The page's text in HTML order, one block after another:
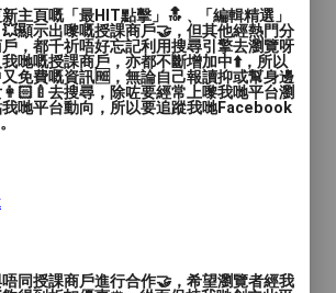
Interview Class
Class】by T. Flo & NETs :
Interviewing Skills
the
for all aspects of
class is already full, we
主頁嘅「最HIT點擊」🔝﹑「編輯精選」
顯示出嚟嘅授課商戶🤝，但其他經熱門分
，都千祈唔好忘記利用搜尋引擎去瀏覽呀
哋嘅授課商戶，亦都不斷增加中⬆️，所以
免費嘅資訊🆓，無論自己報讀抑或幫身邊
去搜尋，除咗要經常上嚟我哋平台瀏
哋平台動向，所以要追蹤我哋Facebook
同授課商戶進行合作🤝，希望瀏覽者經我